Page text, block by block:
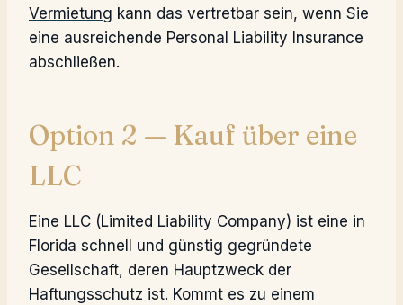
Vermietung kann das vertretbar sein, wenn Sie
eine ausreichende Personal Liability Insurance
abschließen.
Option 2 — Kauf über eine
LLC
Eine LLC (Limited Liability Company) ist eine in
Florida schnell und günstig gegründete
Gesellschaft, deren Hauptzweck der
Haftungsschutz ist. Kommt es zu einem